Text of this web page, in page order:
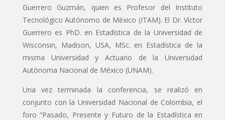
Guerrero Guzmán, quien es Profesor del Instituto
Tecnológico Autónomo de México (ITAM). El Dr. Víctor
Guerrero es PhD. en Estadística de la Universidad de
Wisconsin, Madison, USA, MSc. en Estadística de la
misma Universidad y Actuario de la Universidad
Autónoma Nacional de México (UNAM).
Una vez terminada la conferencia, se realizó en
conjunto con la Universidad Nacional de Colombia, el
foro “Pasado, Presente y Futuro de la Estadística en